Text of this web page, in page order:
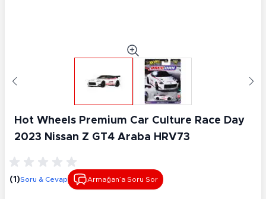
Hot Wheels Premium Car Culture Race Day
2023 Nissan Z GT4 Araba HRV73
(1)Soru & Cevap Armağan’a Soru Sor